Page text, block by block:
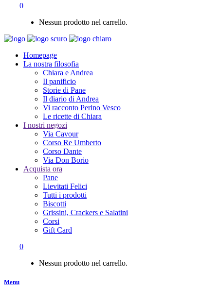
0
Nessun prodotto nel carrello.
Homepage
La nostra filosofia
Chiara e Andrea
Il panificio
Storie di Pane
Il diario di Andrea
Vi racconto Perino Vesco
Le ricette di Chiara
I nostri negozi
Via Cavour
Corso Re Umberto
Corso Dante
Via Don Borio
Acquista ora
Pane
Lievitati Felici
Tutti i prodotti
Biscotti
Grissini, Crackers e Salatini
Corsi
Gift Card
0
Nessun prodotto nel carrello.
Menu